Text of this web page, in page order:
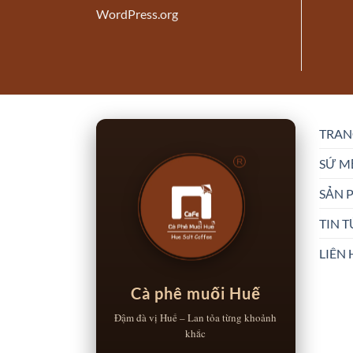
WordPress.org
Cà phê muối Huế
Đậm đà vị Huế – Lan tỏa từng khoảnh
khắc
SỨ
SẢN
TIN
LIÊN